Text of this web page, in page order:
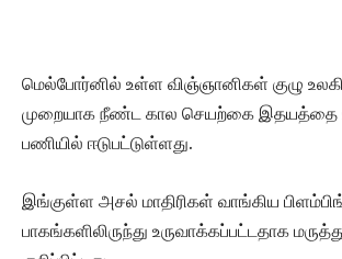
மெல்போர்னில் உள்ள விஞ்ஞானிகள் குழு
முறையாக நீண்ட கால செயற்கை இதயத்தை
பணியில் ஈடுபட்டுள்ளது.
இங்குள்ள அசல் மாதிரிகள் வாங்கிய
பாகங்களிலிருந்து உருவாக்கப்பட்டதாக